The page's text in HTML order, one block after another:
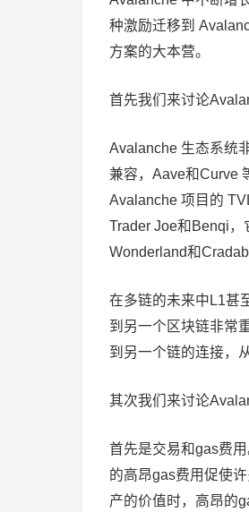
种激励迁移到
方案的大本营。
首先我们来讨论
Avalanche 生态系统
兼容，Aave和Curve
Avalanche 项目的
Trader Joe和Benqi
Wonderland和
在多链的未来中L1甚
到另一个区块链非常
到另一个链的连接，
其次我们来讨论
首先是交易和gas费
的高昂gas费用促使
产的价值时，高昂的